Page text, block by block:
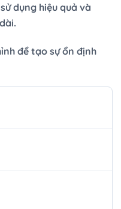
dụng hiệu quả và
để tạo sự ổn định